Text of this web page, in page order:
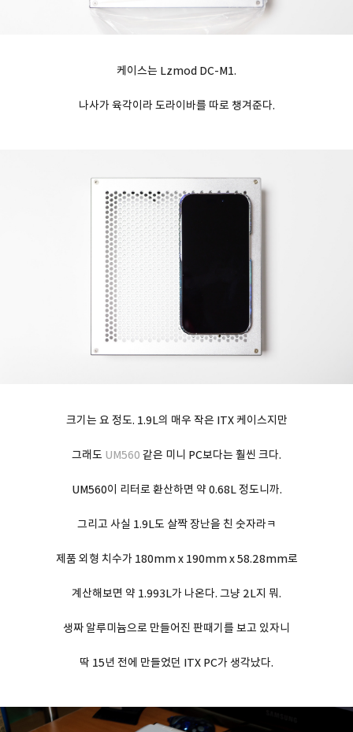
케이스는 Lzmod DC-M1.
나사가 육각이라 도라이바를 따로 챙겨준다.
크기는 요 정도. 1.9L의 매우 작은 ITX 케이스지만
그래도 UM560 같은 미니 PC보다는 훨씬 크다.
UM560이 리터로 환산하면 약 0.68L 정도니까.
그리고 사실 1.9L도 살짝 장난을 친 숫자라ㅋ
제품 외형 치수가 180mm x 190mm x 58.28mm로
계산해보면 약 1.993L가 나온다. 그냥 2L지 뭐.
생짜 알루미늄으로 만들어진 판때기를 보고 있자니
딱 15년 전에 만들었던 ITX PC가 생각났다.